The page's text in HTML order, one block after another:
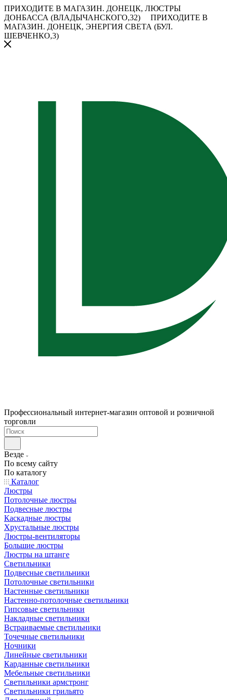
ПРИХОДИТЕ В МАГАЗИН. ДОНЕЦК, ЛЮСТРЫ
ДОНБАССА (ВЛАДЫЧАНСКОГО,32)
ПРИХОДИТЕ В
МАГАЗИН. ДОНЕЦК, ЭНЕРГИЯ СВЕТА (БУЛ.
ШЕВЧЕНКО,3)
Профессиональный интернет-магазин оптовой и розничной
торговли
Везде
По всему сайту
По каталогу
Каталог
Люстры
Потолочные люстры
Подвесные люстры
Каскадные люстры
Хрустальные люстры
Люстры-вентиляторы
Большие люстры
Люстры на штанге
Светильники
Подвесные светильники
Потолочные светильники
Настенные светильники
Настенно-потолочные светильники
Гипсовые светильники
Накладные светильники
Встраиваемые светильники
Точечные светильники
Ночники
Линейные светильники
Карданные светильники
Мебельные светильники
Светильники армстронг
Светильники грильято